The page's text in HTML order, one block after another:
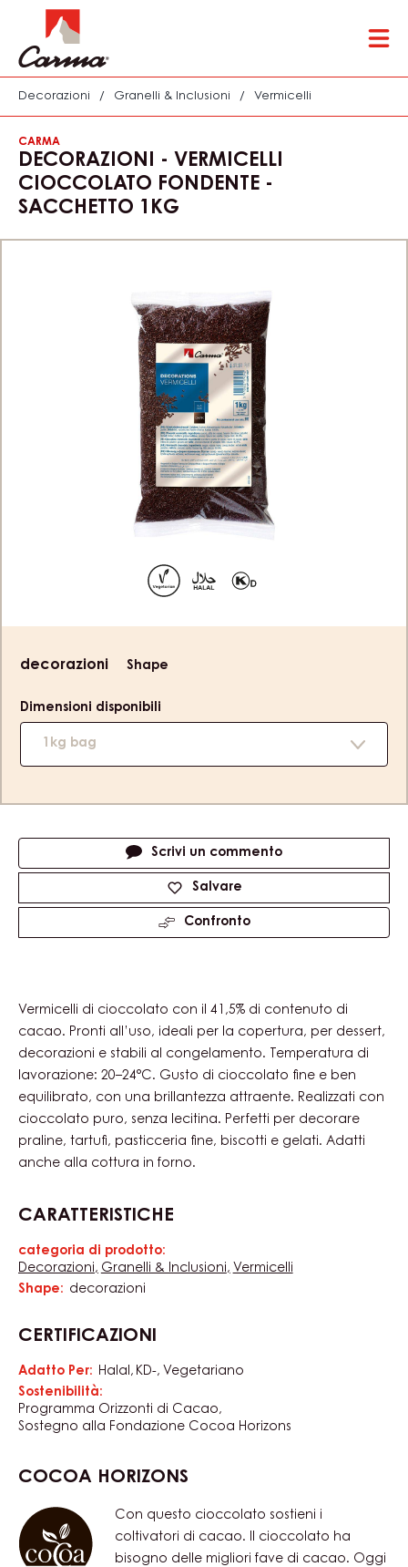
to
main
content
Decorazioni / Granelli & Inclusioni / Vermicelli
CARMA
DECORAZIONI - VERMICELLI
CIOCCOLATO FONDENTE -
SACCHETTO 1KG
information
decorazioni Shape
Dimensioni disponibili
1kg bag
Scrivi un commento
Salvare
Confronto
Vermicelli di cioccolato con il 41,5% di contenuto di
cacao. Pronti all’uso, ideali per la copertura, per dessert,
decorazioni e stabili al congelamento. Temperatura di
lavorazione: 20–24°C. Gusto di cioccolato fine e ben
equilibrato, con una brillantezza attraente. Realizzati con
cioccolato puro, senza lecitina. Perfetti per decorare
praline, tartufi, pasticceria fine, biscotti e gelati. Adatti
anche alla cottura in forno.
CARATTERISTICHE
Caratteristiche
categoria di prodotto:
Decorazioni
Granelli & Inclusioni
Vermicelli
Shape: decorazioni
CERTIFICAZIONI
Adatto Per: Halal KD- Vegetariano
Sostenibilità:
Programma Orizzonti di Cacao
Sostegno alla Fondazione Cocoa Horizons
COCOA HORIZONS
Con questo cioccolato sostieni i
coltivatori di cacao. Il cioccolato ha
bisogno delle migliori fave di cacao. Oggi